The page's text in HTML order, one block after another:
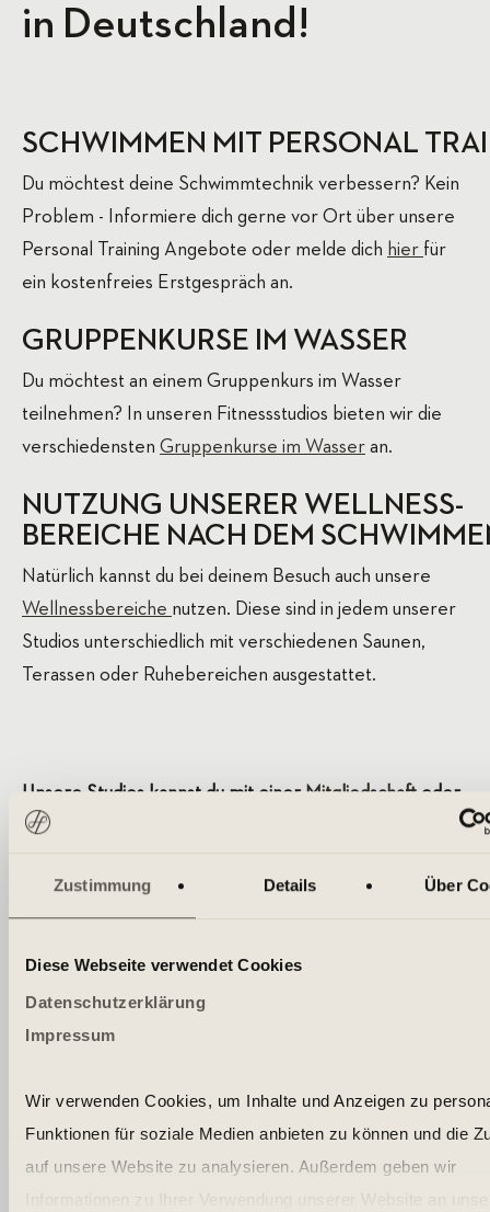
Zustimmung Details Über
Diese Webseite verwendet Cookies
Datenschutzerklärung
Impressum
Wir verwenden Cookies, um Inhalte und Anzeigen zu
Funktionen für soziale Medien anbieten zu können und die
auf unsere Website zu analysieren. Außerdem geben wir
in Deutschland!
SCHWIMMEN MIT PERSONAL
Du möchtest deine Schwimmtechnik verbessern? Kein
Problem - Informiere dich gerne vor Ort über unsere
Personal Training Angebote oder melde dich hier für
ein kostenfreies Erstgespräch an.
GRUPPENKURSE IM WASSER
Du möchtest an einem Gruppenkurs im Wasser
teilnehmen? In unseren Fitnessstudios bieten wir die
verschiedensten Gruppenkurse im Wasser an.
NUTZUNG UNSERER WELLNESS-
BEREICHE NACH DEM
Natürlich kannst du bei deinem Besuch auch unsere
Wellnessbereiche nutzen. Diese sind in jedem unserer
Studios unterschiedlich mit verschiedenen Saunen,
Terassen oder Ruhebereichen ausgestattet.
Unsere Studios kannst du mit einer Mitgliedschaft oder
einer
Schwimmen
Wählen Sie hier Ihre Stadt und den Holmes Place